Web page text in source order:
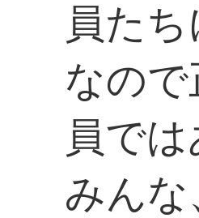
員た
なの
員で
みん